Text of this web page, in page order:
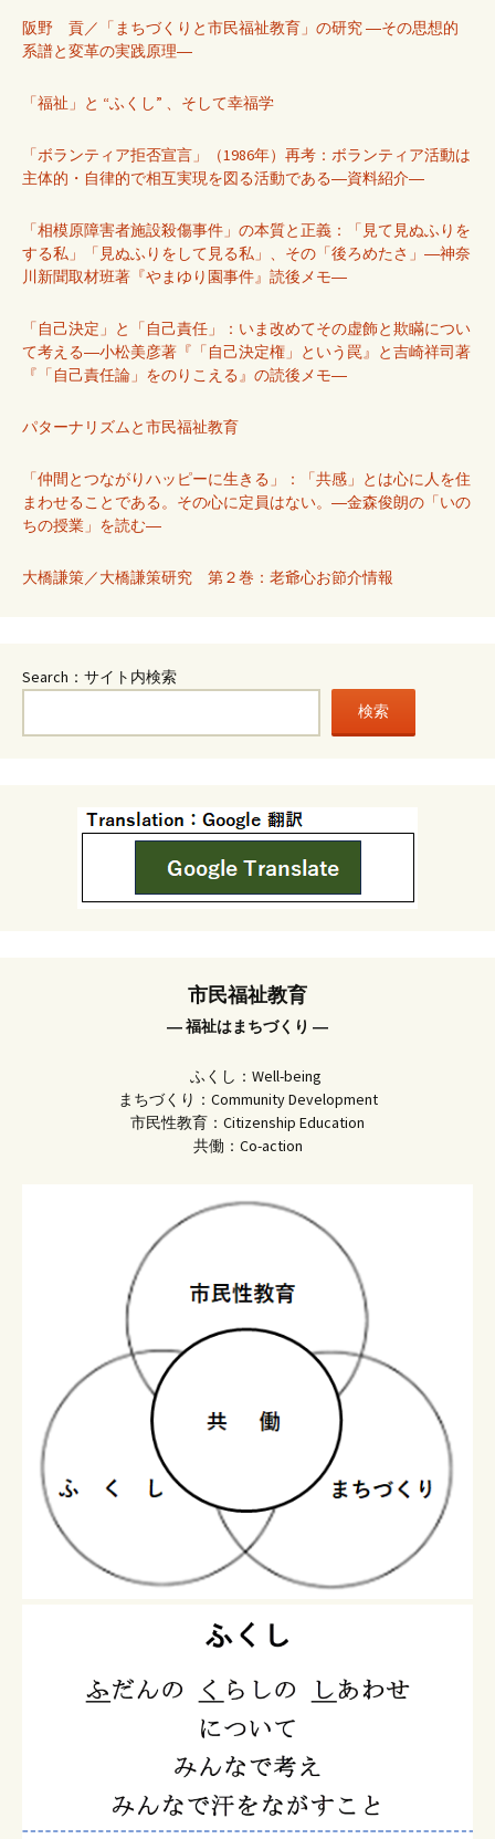
阪野 貢／「まちづくりと市民福祉教育」の研究 ―その思想的
系譜と変革の実践原理―
「福祉」と “ふくし” 、そして幸福学
「ボランティア拒否宣言」（1986年）再考：ボランティア活動は
主体的・自律的で相互実現を図る活動である―資料紹介―
「相模原障害者施設殺傷事件」の本質と正義：「見て見ぬふりを
する私」「見ぬふりをして見る私」、その「後ろめたさ」―神奈
川新聞取材班著『やまゆり園事件』読後メモ―
「自己決定」と「自己責任」：いま改めてその虚飾と欺瞞につい
て考える―小松美彦著『「自己決定権」という罠』と吉崎祥司著
『「自己責任論」をのりこえる』の読後メモ―
パターナリズムと市民福祉教育
「仲間とつながりハッピーに生きる」：「共感」とは心に人を住
まわせることである。その心に定員はない。―金森俊朗の「いの
ちの授業」を読む―
大橋謙策／大橋謙策研究 第２巻：老爺心お節介情報
Search：サイト内検索
検索
市民福祉教育
― 福祉はまちづくり ―
ふくし：Well-being
まちづくり：Community Development
市民性教育：Citizenship Education
共働：Co-action